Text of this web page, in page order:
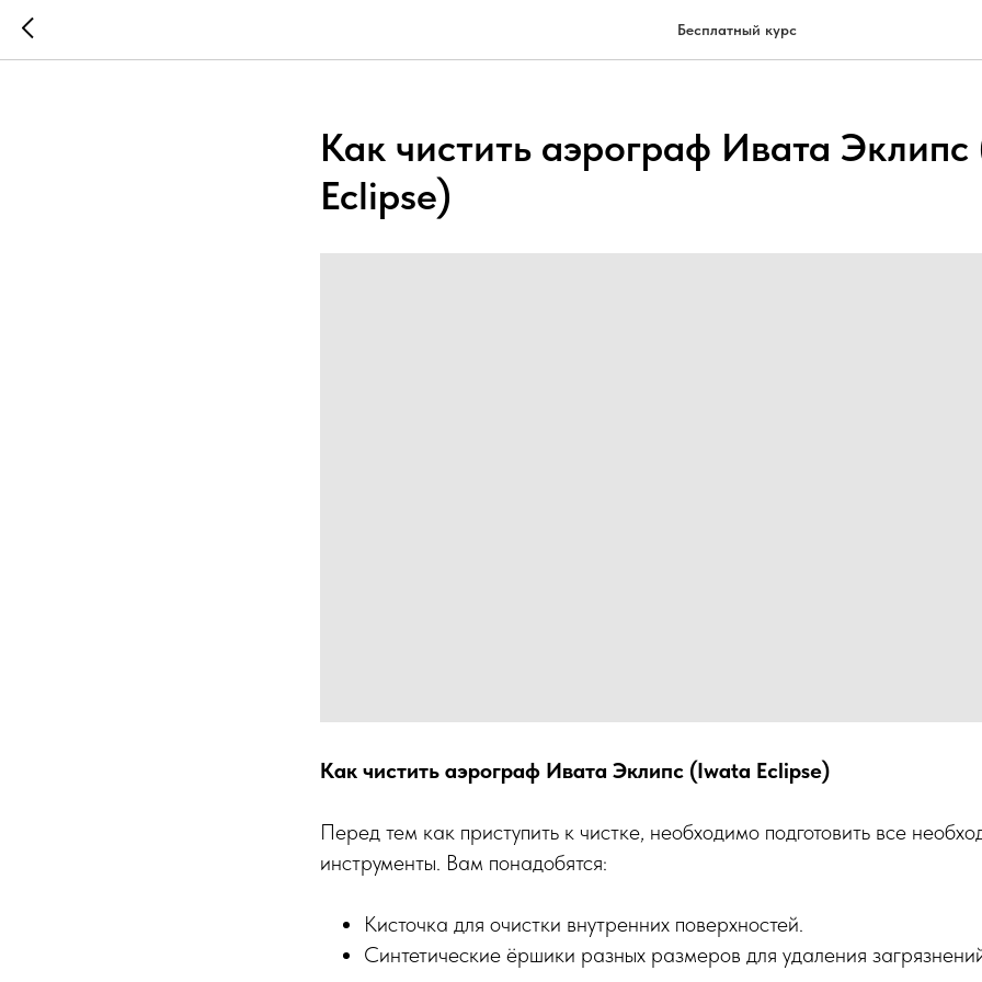
Бесплатный курс
Как чистить аэрограф Ивата
Eclipse)
Как чистить аэрограф Ивата Эклипс (Iwata Eclipse)
Перед тем как приступить к чистке, необходимо подготовить все
инструменты. Вам понадобятся:
Кисточка для очистки внутренних поверхностей.
Синтетические ёршики разных размеров для удаления